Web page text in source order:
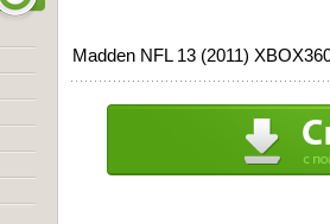
Madden NFL 13 (2011)